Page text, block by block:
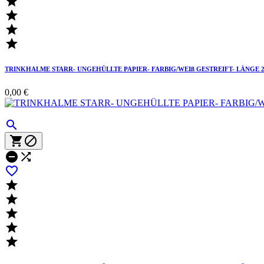



TRINKHALME STARR- UNGEHÜLLTE PAPIER- FARBIG/WEIß GESTREIFT- LÄNGE
0,00 €

 
 





